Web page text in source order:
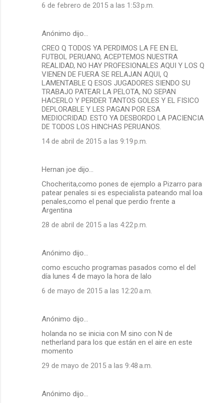
6 de febrero de 2015 a las 1:53 p.m.
Anónimo dijo…
CREO Q TODOS YA PERDIMOS LA FE EN EL
FUTBOL PERUANO, ACEPTEMOS NUESTRA
REALIDAD, NO HAY PROFESIONALES AQUI Y LOS Q
VIENEN DE FUERA SE RELAJAN AQUI, Q
LAMENTABLE Q ESOS JUGADORES SIENDO SU
TRABAJO PATEAR LA PELOTA, NO SEPAN
HACERLO Y PERDER TANTOS GOLES Y EL FISICO
DEPLORABLE Y LES PAGAN POR ESA
MEDIOCRIDAD. ESTO YA DESBORDO LA PACIENCIA
DE TODOS LOS HINCHAS PERUANOS.
14 de abril de 2015 a las 9:19 p.m.
Hernan joe dijo…
Chocherita,como pones de ejemplo a Pizarro para
patear penales si es especialista pateando mal loa
penales,como el penal que perdio frente a
Argentina
28 de abril de 2015 a las 4:22 p.m.
Anónimo dijo…
como escucho programas pasados como el del
día lunes 4 de mayo la hora de lalo
6 de mayo de 2015 a las 12:20 a.m.
Anónimo dijo…
holanda no se inicia con M sino con N de
netherland para los que están en el aire en este
momento
29 de mayo de 2015 a las 9:48 a.m.
Anónimo dijo…